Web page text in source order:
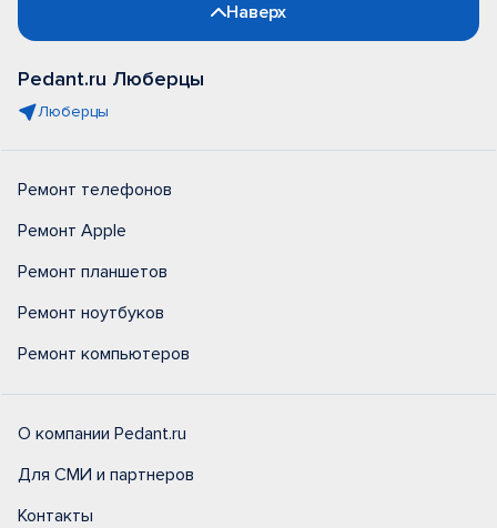
Наверх
Pedant.ru Люберцы
Люберцы
Ремонт телефонов
Ремонт Apple
Ремонт планшетов
Ремонт ноутбуков
Ремонт компьютеров
О компании Pedant.ru
Для СМИ и партнеров
Контакты